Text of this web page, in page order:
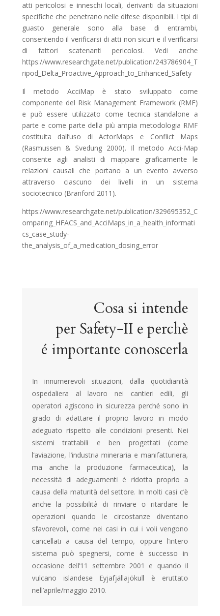
atti pericolosi e inneschi locali, derivanti da situazioni
specifiche che penetrano nelle difese disponibili. I tipi di
guasto generale sono alla base di entrambi,
consentendo il verificarsi di atti non sicuri e il verificarsi
di fattori scatenanti pericolosi. Vedi anche
https://www.researchgate.net/publication/243786904_T
ripod_Delta_Proactive_Approach_to_Enhanced_Safety
Il metodo AcciMap è stato sviluppato come
componente del Risk Management Framework (RMF)
e può essere utilizzato come tecnica standalone a
parte e come parte della più ampia metodologia RMF
costituita dall’uso di ActorMaps e Conflict Maps
(Rasmussen & Svedung 2000). Il metodo Acci-Map
consente agli analisti di mappare graficamente le
relazioni causali che portano a un evento avverso
attraverso ciascuno dei livelli in un sistema
sociotecnico (Branford 2011).
https://www.researchgate.net/publication/329695352_C
omparing_HFACS_and_AcciMaps_in_a_health_informati
cs_case_study-
the_analysis_of_a_medication_dosing_error
Cosa si intende
per Safety-II e perchè
é importante conoscerla
In innumerevoli situazioni, dalla quotidianità
ospedaliera al lavoro nei cantieri edili, gli
operatori agiscono in sicurezza perché sono in
grado di adattare il proprio lavoro in modo
adeguato rispetto alle condizioni presenti. Nei
sistemi trattabili e ben progettati (come
l’aviazione, l’industria mineraria e manifatturiera,
ma anche la produzione farmaceutica), la
necessità di adeguamenti è ridotta proprio a
causa della maturità del settore. In molti casi c’è
anche la possibilità di rinviare o ritardare le
operazioni quando le circostanze diventano
sfavorevoli, come nei casi in cui i voli vengono
cancellati a causa del tempo, oppure l’intero
sistema può spegnersi, come è successo in
occasione dell’11 settembre 2001 e quando il
vulcano islandese Eyjafjällajökull è eruttato
nell’aprile/maggio 2010.